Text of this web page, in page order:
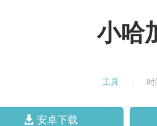
小哈
工具
安卓下载